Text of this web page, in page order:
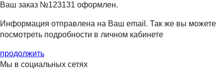
Ваш заказ №123131 оформлен.
Информация отправлена на Ваш email. Так же вы можете
посмотреть подробности в личном кабинете
продолжить
Мы в социальных сетях